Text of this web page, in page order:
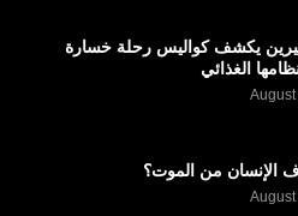
يكشف كواليس رحلة خسارة
الغذائي
الإنسان من الموت؟